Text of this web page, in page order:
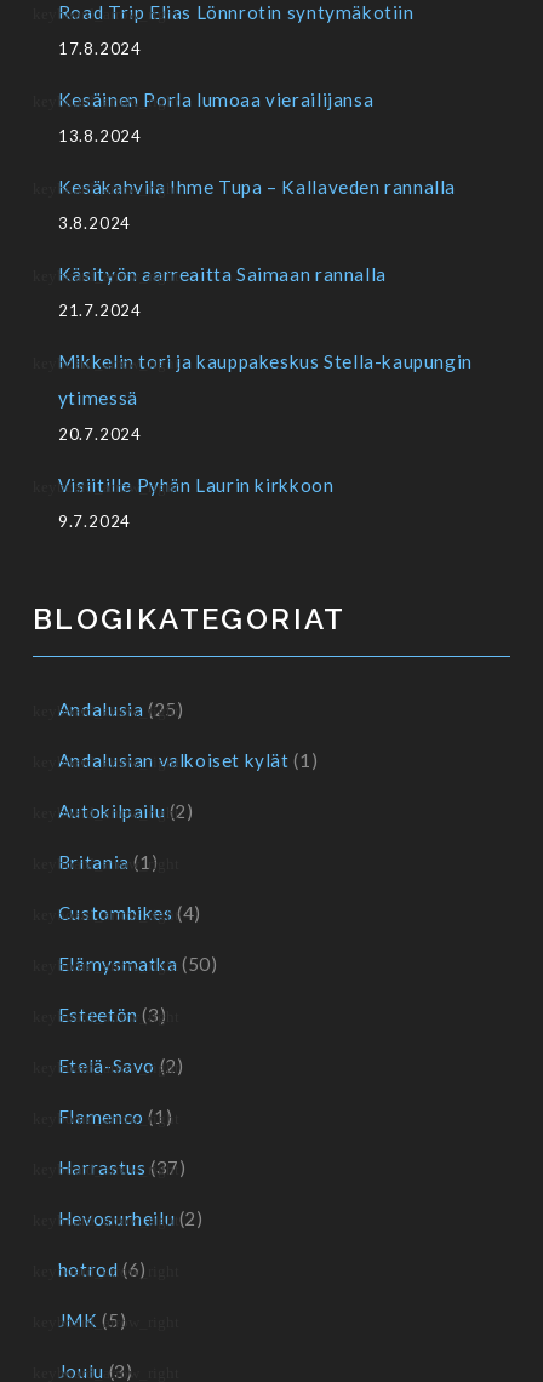
Road Trip Elias Lönnrotin syntymäkotiin
17.8.2024
Kesäinen Porla lumoaa vierailijansa
13.8.2024
Kesäkahvila Ihme Tupa – Kallaveden rannalla
3.8.2024
Käsityön aarreaitta Saimaan rannalla
21.7.2024
Mikkelin tori ja kauppakeskus Stella-kaupungin
ytimessä
20.7.2024
Visiitille Pyhän Laurin kirkkoon
9.7.2024
BLOGIKATEGORIAT
Andalusia (25)
Andalusian valkoiset kylät (1)
Autokilpailu (2)
Britania (1)
Custombikes (4)
Elämysmatka (50)
Esteetön (3)
Etelä-Savo (2)
Flamenco (1)
Harrastus (37)
Hevosurheilu (2)
hotrod (6)
JMK (5)
Joulu (3)